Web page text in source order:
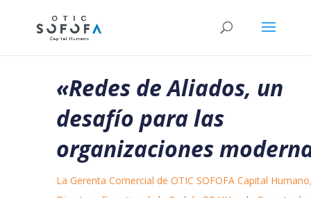
«Redes de Aliados, un
desafío para las
organizaciones
La Gerenta Comercial de OTIC SOFOFA Capital